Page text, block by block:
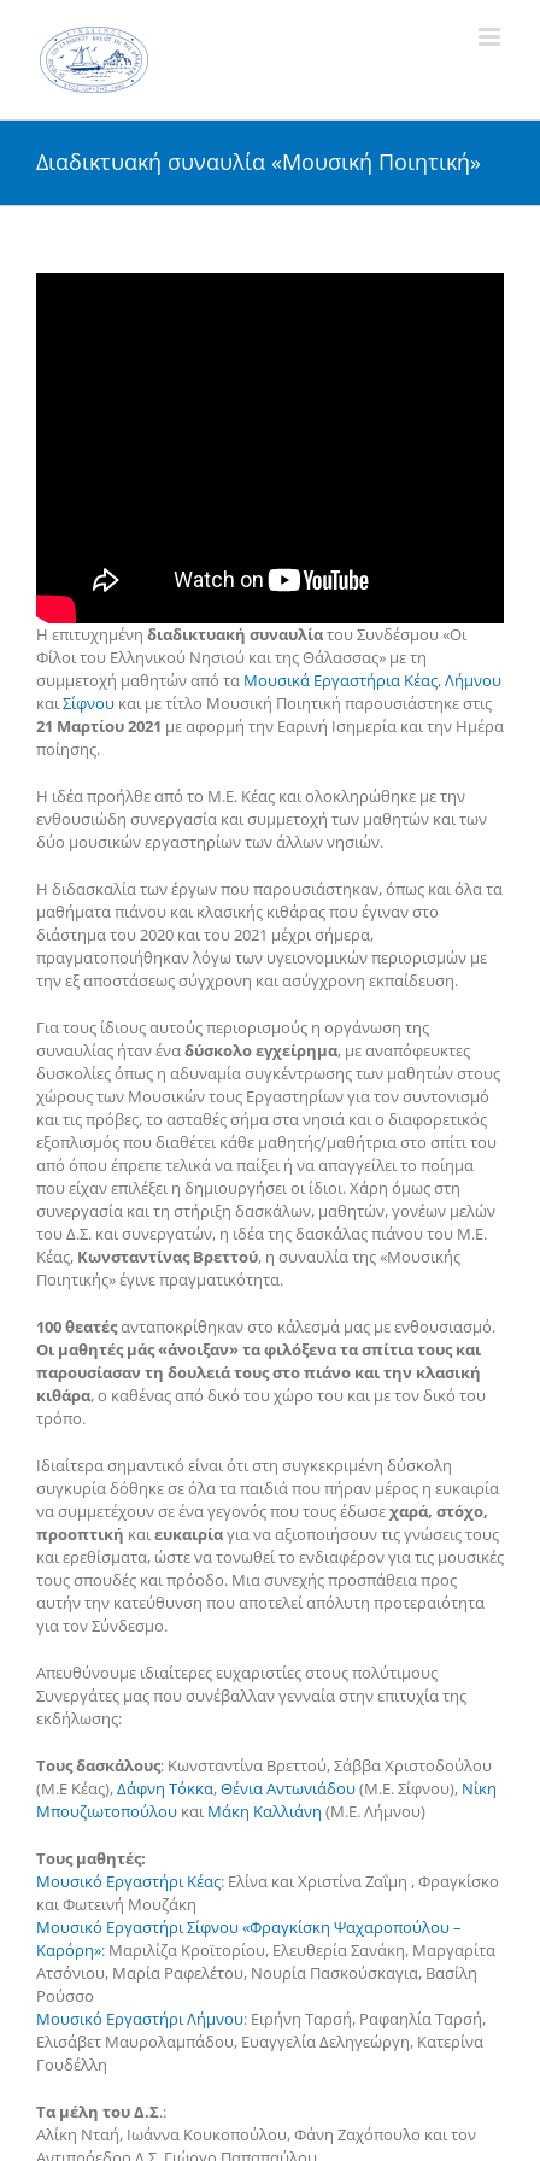
content
Διαδικτυακή συναυλία «Μουσική Ποιητική»
Η επιτυχημένη διαδικτυακή συναυλίατου Συνδέσμου «Οι
Φίλοι του Ελληνικού Νησιού και της Θάλασσας» με τη
συμμετοχή μαθητών από τα Μουσικά Εργαστήρια Κέας,Λήμνου
καιΣίφνου και με τίτλο Μουσική Ποιητική παρουσιάστηκε στις
21 Μαρτίου 2021 με αφορμή την Εαρινή Ισημερία και την Ημέρα
ποίησης.
Η ιδέα προήλθε από το Μ.Ε. Κέας και ολοκληρώθηκε με την
ενθουσιώδη συνεργασία και συμμετοχή των μαθητών και των
δύο μουσικών εργαστηρίων των άλλων νησιών.
Η διδασκαλία των έργων που παρουσιάστηκαν, όπως και όλα τα
μαθήματα πιάνου και κλασικής κιθάρας που έγιναν στο
διάστημα του 2020 και του 2021 μέχρι σήμερα,
πραγματοποιήθηκαν λόγω των υγειονομικών περιορισμών με
την εξ αποστάσεως σύγχρονη και ασύγχρονη εκπαίδευση.
Για τους ίδιους αυτούς περιορισμούς η οργάνωση της
συναυλίας ήταν έναδύσκολο εγχείρημα, με αναπόφευκτες
δυσκολίες όπως η αδυναμία συγκέντρωσης των μαθητών στους
χώρους των Μουσικών τους Εργαστηρίων για τον συντονισμό
και τις πρόβες, το ασταθές σήμα στα νησιά και ο διαφορετικός
εξοπλισμός που διαθέτει κάθε μαθητής/μαθήτρια στο σπίτι του
από όπου έπρεπε τελικά να παίξει ή να απαγγείλει το ποίημα
που είχαν επιλέξει η δημιουργήσει οι ίδιοι. Χάρη όμως στη
συνεργασία και τη στήριξη δασκάλων, μαθητών, γονέων μελών
του Δ.Σ. και συνεργατών, η ιδέα της δασκάλας πιάνου του Μ.Ε.
Κέας, Κωνσταντίνας Βρεττού, η συναυλία της «Μουσικής
Ποιητικής» έγινε πραγματικότητα.
100 θεατέςανταποκρίθηκαν στο κάλεσμά μας με ενθουσιασμό.
Οι μαθητές μάς «άνοιξαν» τα φιλόξενα τα σπίτια τους και
παρουσίασαν τη δουλειά τους στο πιάνο και την κλασική
κιθάρα, ο καθένας από δικό του χώρο του και με τον δικό του
τρόπο.
Ιδιαίτερα σημαντικό είναι ότι στη συγκεκριμένη δύσκολη
συγκυρία δόθηκε σε όλα τα παιδιά που πήραν μέρος η ευκαιρία
να συμμετέχουν σε ένα γεγονός που τους έδωσεχαρά, στόχο,
προοπτική καιευκαιρίαγια να αξιοποιήσουν τις γνώσεις τους
και ερεθίσματα, ώστε να τονωθεί το ενδιαφέρον για τις μουσικές
τους σπουδές και πρόοδο. Μια συνεχής προσπάθεια προς
αυτήν την κατεύθυνση που αποτελεί απόλυτη προτεραιότητα
για τον Σύνδεσμο.
Απευθύνουμε ιδιαίτερες ευχαριστίες στους πολύτιμους
Συνεργάτες μας που συνέβαλλαν γενναία στην επιτυχία της
εκδήλωσης:
Τους δασκάλους: Κωνσταντίνα Βρεττού, Σάββα Χριστοδούλου
(Μ.Ε Κέας),Δάφνη Τόκκα,Θένια Αντωνιάδου(Μ.Ε. Σίφνου), Νίκη
Μπουζιωτοπούλου και Μάκη Καλλιάνη (Μ.Ε. Λήμνου)
Τους μαθητές:
Μουσικό Εργαστήρι Κέας: Ελίνα και Χριστίνα Ζαΐμη , Φραγκίσκο
και Φωτεινή Μουζάκη
Μουσικό Εργαστήρι Σίφνου «Φραγκίσκη Ψαχαροπούλου –
Καρόρη»: Μαριλίζα Κροϊτορίου, Ελευθερία Σανάκη, Μαργαρίτα
Ατσόνιου, Μαρία Ραφελέτου, Νουρία Πασκούσκαγια, Βασίλη
Ρούσσο
Μουσικό Εργαστήρι Λήμνου: Ειρήνη Ταρσή, Ραφαηλία Ταρσή,
Ελισάβετ Μαυρολαμπάδου, Ευαγγελία Δεληγεώργη, Κατερίνα
Γουδέλλη
Τα μέλη του Δ.Σ.:
Αλίκη Νταή, Ιωάννα Κουκοπούλου, Φάνη Ζαχόπουλο και τον